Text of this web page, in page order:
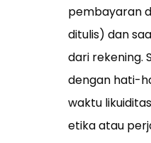
pembayaran
ditulis) dan
dari rekening.
dengan hati-
waktu
etika atau